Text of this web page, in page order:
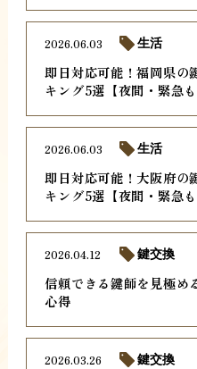
即日対応可能！福岡県の
キング5選【夜間・緊急も
2026.06.03 生活
即日対応可能！大阪府の
キング5選【夜間・緊急も
2026.06.03 生活
信頼できる鍵師を見極め
心得
2026.04.12 鍵交換
2026.03.26 鍵交換